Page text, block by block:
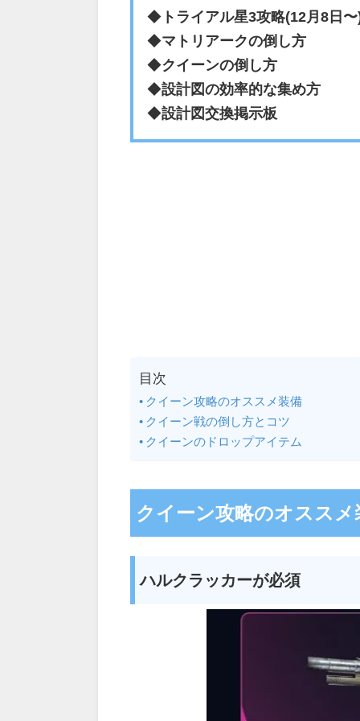
◆ トライアル星3攻略(12月8日〜
◆マトリアークの倒し方
◆クイーンの倒し方
◆設計図の効率的な集め方
◆設計図交換掲示板
目次
クイーン攻略のオススメ装備
クイーン戦の倒し方とコツ
クイーンのドロップアイテム
クイーン攻略のオススメ
ハルクラッカーが必須